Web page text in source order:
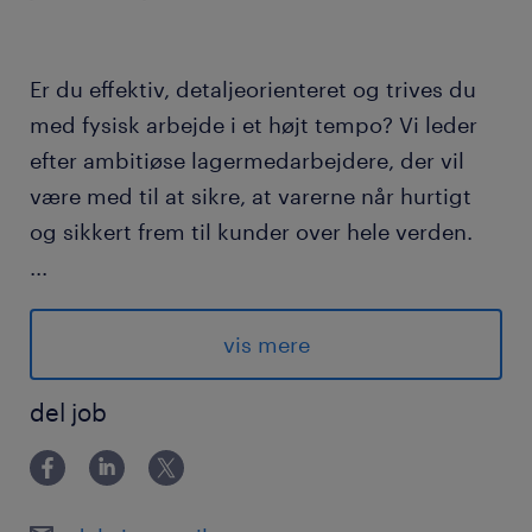
Er du effektiv, detaljeorienteret og trives du
med fysisk arbejde i et højt tempo? Vi leder
efter ambitiøse lagermedarbejdere, der vil
være med til at sikre, at varerne når hurtigt
og sikkert frem til kunder over hele verden.
...
Hos DSV bliver du en del af en ambitiøs
virksomhed med et dynamisk arbejdsmiljø,
der værdsætter kvalitet og samarbejde. Det
er essentielt, at du er proaktiv og tager
initiativ til at håndtere både store og små
opgaver, da du vil spille en afgørende rolle i
vis mere
del job